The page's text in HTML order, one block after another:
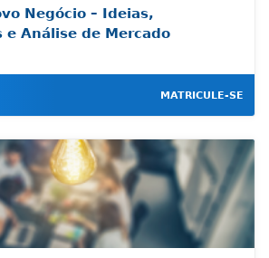
Negócio – Ideias,
Análise de Mercado
MATRICULE-SE